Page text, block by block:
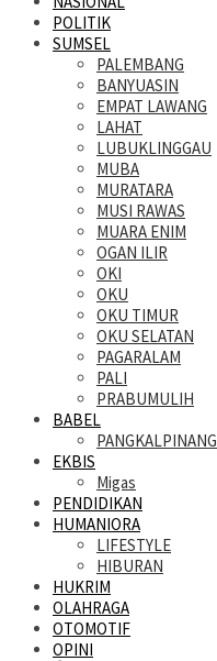
POLITIK
SUMSEL
PALEMBANG
BANYUASIN
EMPAT LAWANG
LAHAT
LUBUKLINGGAU
MUBA
MURATARA
MUSI RAWAS
MUARA ENIM
OGAN ILIR
OKI
OKU
OKU TIMUR
OKU SELATAN
PAGARALAM
PALI
PRABUMULIH
BABEL
PANGKALPINANG
EKBIS
Migas
PENDIDIKAN
HUMANIORA
LIFESTYLE
HIBURAN
HUKRIM
OLAHRAGA
OTOMOTIF
OPINI